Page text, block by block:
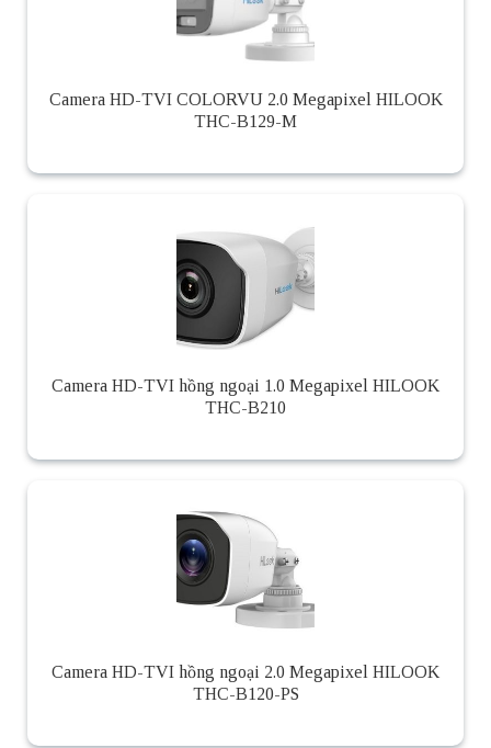
Camera HD-TVI COLORVU 2.0 Megapixel HILOOK
THC-B129-M
Camera HD-TVI hồng ngoại 1.0 Megapixel HILOOK
THC-B210
Camera HD-TVI hồng ngoại 2.0 Megapixel HILOOK
THC-B120-PS